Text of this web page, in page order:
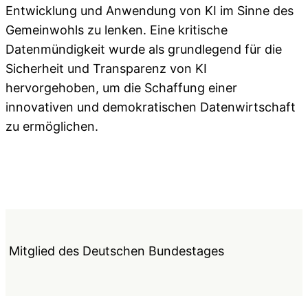
Entwicklung und Anwendung von KI im Sinne des
Gemeinwohls zu lenken. Eine kritische
Datenmündigkeit wurde als grundlegend für die
Sicherheit und Transparenz von KI
hervorgehoben, um die Schaffung einer
innovativen und demokratischen Datenwirtschaft
zu ermöglichen.
Mitglied des Deutschen Bundestages